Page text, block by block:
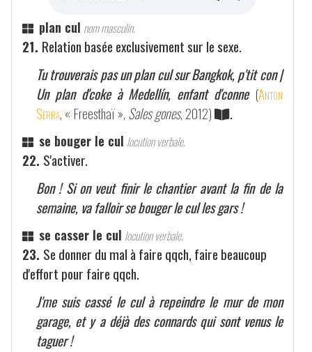
plan cul nom masculin.
21. Relation basée exclusivement sur le sexe.
Tu trouverais pas un plan cul sur Bangkok, p'tit con |
Un plan d'coke à Medellín, enfant d'conne (Anton
Serra, « Freesthaï », Sales gones, 2012) .
se bouger le cul locution verbale.
22. S'activer.
Bon ! Si on veut finir le chantier avant la fin de la
semaine, va falloir se bouger le cul les gars !
se casser le cul locution verbale.
23. Se donner du mal à faire qqch, faire beaucoup
d'effort pour faire qqch.
J'me suis cassé le cul à repeindre le mur de mon
garage, et y a déjà des connards qui sont venus le
taguer !